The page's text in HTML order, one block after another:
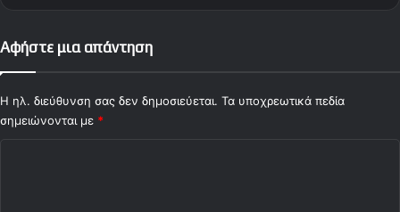
Αφήστε μια απάντηση
Η ηλ. διεύθυνση σας δεν δημοσιεύεται. Τα υποχρεωτικά πεδία
σημειώνονται με *